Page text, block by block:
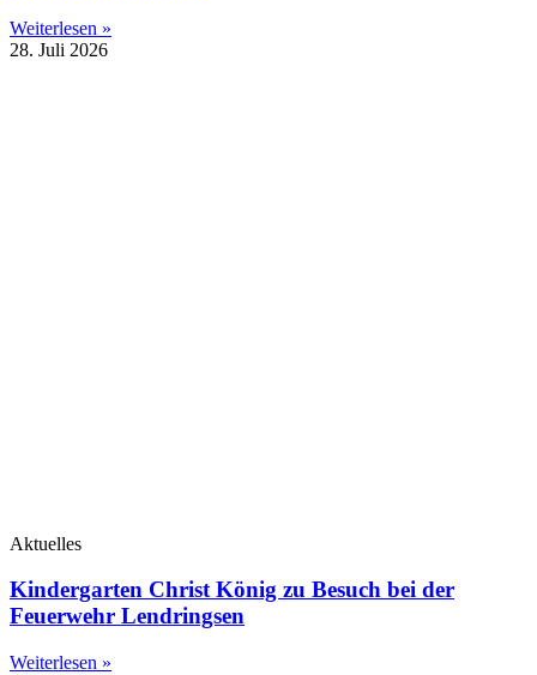
Weiterlesen »
28. Juli 2026
Aktuelles
Kindergarten Christ König zu Besuch bei der
Feuerwehr Lendringsen
Weiterlesen »